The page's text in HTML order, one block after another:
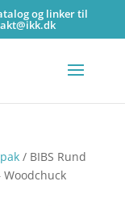
og linker til
/ BIBS Rund
Woodchuck